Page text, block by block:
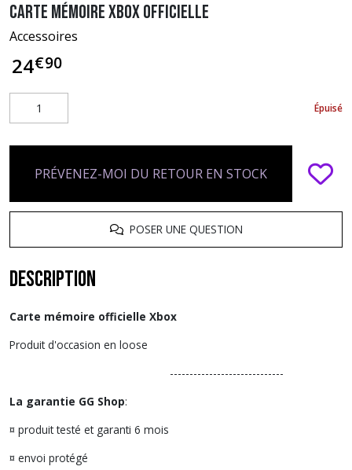
Carte mémoire Xbox officielle
Accessoires
24€90
Épuisé
PRÉVENEZ-MOI DU RETOUR EN STOCK
POSER UNE QUESTION
Description
Carte mémoire officielle Xbox
Produit d'occasion en loose
-----------------------------
La garantie GG Shop:
¤ produit testé et garanti 6 mois
¤ envoi protégé